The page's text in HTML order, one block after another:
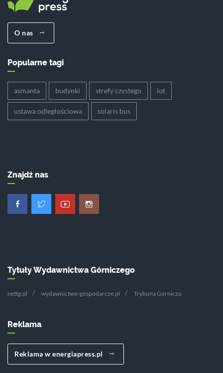
O nas
Popularne tagi
asmanta budynki strefy czystego iot
ustawa odległościowa solaris bus
Znajdź nas
Tytuły Wydawnictwa Górniczego
nettg.pl wydawnictwo-gospodarcze.pl Trybuna Górnicza
Reklama
Reklama w energiapress.pl